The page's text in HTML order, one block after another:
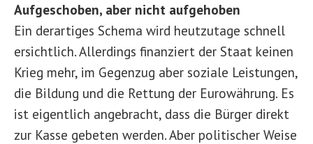
Aufgeschoben, aber nicht aufgehoben
Ein derartiges Schema wird heutzutage schnell
ersichtlich. Allerdings finanziert der Staat keinen
Krieg mehr, im Gegenzug aber soziale Leistungen,
die Bildung und die Rettung der Eurowährung. Es
ist eigentlich angebracht, dass die Bürger direkt
zur Kasse gebeten werden. Aber politischer Weise